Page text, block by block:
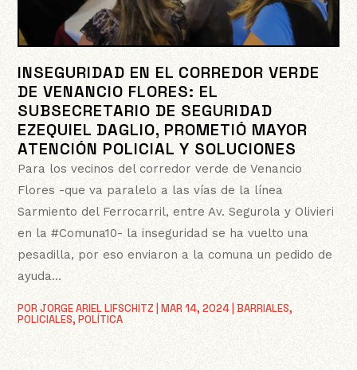
INSEGURIDAD EN EL CORREDOR VERDE
DE VENANCIO FLORES: EL
SUBSECRETARIO DE SEGURIDAD
EZEQUIEL DAGLIO, PROMETIÓ MAYOR
ATENCIÓN POLICIAL Y SOLUCIONES
PORJORGE ARIEL LIFSCHITZ |MAR 14, 2024 |BARRIALES,
POLICIALES,POLÍTICA
Para los vecinos del corredor verde de Venancio
Flores -que va paralelo a las vías de la línea
Sarmiento del Ferrocarril, entre Av. Segurola y Olivieri
en la #Comuna10- la inseguridad se ha vuelto una
pesadilla, por eso enviaron a la comuna un pedido de
ayuda…